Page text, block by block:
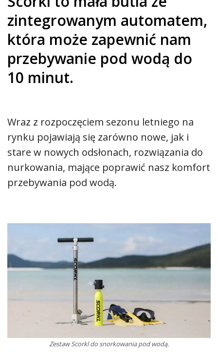
zintegrowanym automatem,
która może zapewnić nam
przebywanie pod wodą do
10 minut.
Wraz z rozpoczęciem sezonu letniego na
rynku pojawiają się zarówno nowe, jak i
stare w nowych odsłonach, rozwiązania do
nurkowania, mające poprawić nasz komfort
przebywania pod wodą.
Zestaw Scorkl do snorkowania pod wodą.